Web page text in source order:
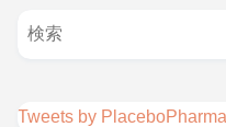
Tweets by PlaceboPharma